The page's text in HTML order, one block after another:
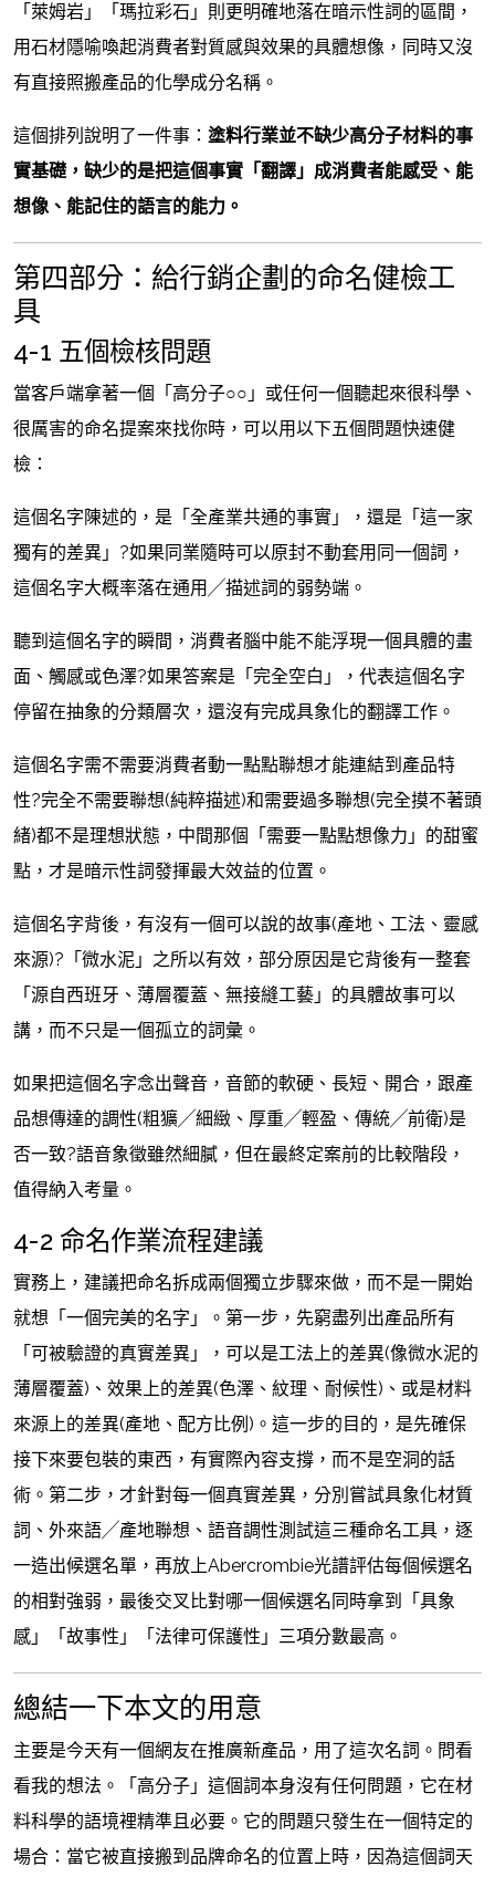
「萊姆岩」「瑪拉彩石」則更明確地落在暗示性詞的區間，
用石材隱喻喚起消費者對質感與效果的具體想像，同時又沒
有直接照搬產品的化學成分名稱。
這個排列說明了一件事： 塗料行業並不缺少高分子材料的事
實基礎，缺少的是把這個事實「翻譯」成消費者能感受、能
想像、能記住的語言的能力。
第四部分：給行銷企劃的命名健檢工
具
4-1 五個檢核問題
當客戶端拿著一個「高分子○○」或任何一個聽起來很科學、
很厲害的命名提案來找你時，可以用以下五個問題快速健
檢：
這個名字陳述的，是「全產業共通的事實」，還是「這一家
獨有的差異」?如果同業隨時可以原封不動套用同一個詞，
這個名字大概率落在通用╱描述詞的弱勢端。
聽到這個名字的瞬間，消費者腦中能不能浮現一個具體的畫
面、觸感或色澤?如果答案是「完全空白」，代表這個名字
停留在抽象的分類層次，還沒有完成具象化的翻譯工作。
這個名字需不需要消費者動一點點聯想才能連結到產品特
性?完全不需要聯想(純粹描述)和需要過多聯想(完全摸不著頭
緒)都不是理想狀態，中間那個「需要一點點想像力」的甜蜜
點，才是暗示性詞發揮最大效益的位置。
這個名字背後，有沒有一個可以說的故事(產地、工法、靈感
來源)?「微水泥」之所以有效，部分原因是它背後有一整套
「源自西班牙、薄層覆蓋、無接縫工藝」的具體故事可以
講，而不只是一個孤立的詞彙。
如果把這個名字念出聲音，音節的軟硬、長短、開合，跟產
品想傳達的調性(粗獷╱細緻、厚重╱輕盈、傳統╱前衛)是
否一致?語音象徵雖然細膩，但在最終定案前的比較階段，
值得納入考量。
4-2 命名作業流程建議
實務上，建議把命名拆成兩個獨立步驟來做，而不是一開始
就想「一個完美的名字」。第一步，先窮盡列出產品所有
「可被驗證的真實差異」，可以是工法上的差異(像微水泥的
薄層覆蓋)、效果上的差異(色澤、紋理、耐候性)、或是材料
來源上的差異(產地、配方比例)。這一步的目的，是先確保
接下來要包裝的東西，有實際內容支撐，而不是空洞的話
術。第二步，才針對每一個真實差異，分別嘗試具象化材質
詞、外來語╱產地聯想、語音調性測試這三種命名工具，逐
一造出候選名單，再放上Abercrombie光譜評估每個候選名
的相對強弱，最後交叉比對哪一個候選名同時拿到「具象
感」「故事性」「法律可保護性」三項分數最高。
總結一下本文的用意
主要是今天有一個網友在推廣新產品，用了這次名詞。問看
看我的想法。「高分子」這個詞本身沒有任何問題，它在材
料科學的語境裡精準且必要。它的問題只發生在一個特定的
場合：當它被直接搬到品牌命名的位置上時，因為這個詞天